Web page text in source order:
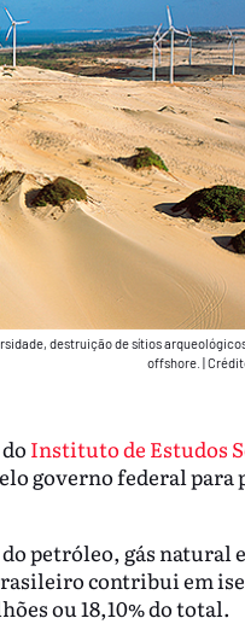
destruição de sítios
offshore.
do Instituto de Estudos
governo federal para
petróleo, gás natural e
contribui em
ou 18,10% do total.